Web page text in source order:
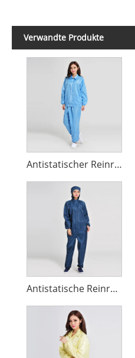
Verwandte Produkte
Antistatischer Reinraum-Overall
Antistatische Reinraum-Arbeitskleidung